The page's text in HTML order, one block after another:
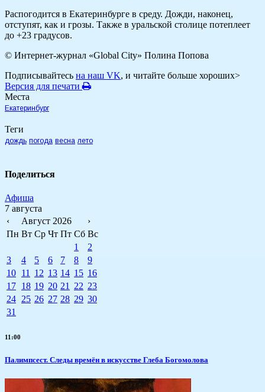
Распогодится в Екатеринбурге в среду. Дожди, наконец,
отступят, как и грозы. Также в уральской столице потеплеет
до +23 градусов.
© Интернет-журнал «Global City» Полина Попова
Подписывайтесь на наш VK, и читайте больше хороших>
Версия для печати
Места
Екатеринбург
Теги
дождь погода весна лето
Поделиться
Афиша
7 августа
‹
Август 2026
›
Пн Вт Ср Чт Пт Сб Вс
1
2
3
4 5 6 7 8
9
10 11 12 13 14 15 16
17 18 19 20 21 22 23
24 25 26 27 28 29 30
31
11:00
Палимпсест. Следы времён в искусстве Глеба Богомолова